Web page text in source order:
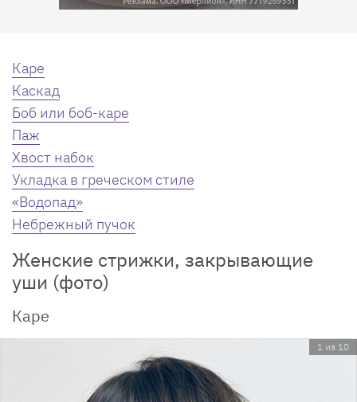
Каре
Каскад
Боб или боб-каре
Паж
Хвост набок
Укладка в греческом стиле
«Водопад»
Небрежный пучок
Женские стрижки, закрывающие
уши (фото)
Каре
1 из 10